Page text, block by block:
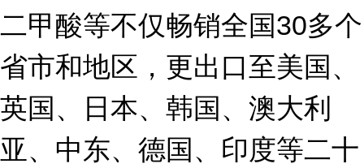
二甲酸等不仅畅销全国30多个
省市和地区，更出口至美国、
英国、日本、韩国、澳大利
亚、中东、德国、印度等二十